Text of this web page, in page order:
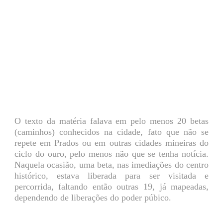
O texto da matéria falava em pelo menos 20 betas
(caminhos) conhecidos na cidade, fato que não se
repete em Prados ou em outras cidades mineiras do
ciclo do ouro, pelo menos não que se tenha notícia.
Naquela ocasião, uma beta, nas imediações do centro
histórico, estava liberada para ser visitada e
percorrida, faltando então outras 19, já mapeadas,
dependendo de liberações do poder púbico.